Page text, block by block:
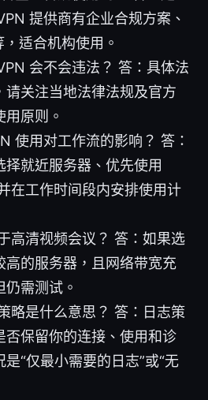
提供商有企业合规方案、
适合机构使用。
会不会违法？ 答：具体法
请关注当地法律法规及官方
原则。
使用对工作流的影响？ 答：
择就近服务器、优先使用
在工作时间段内安排使用计
高清视频会议？ 答：如果选
高的服务器，且网络带宽充
需测试。
略是什么意思？ 答：日志策
否保留你的连接、使用和诊
“仅最小需要的日志”或“无